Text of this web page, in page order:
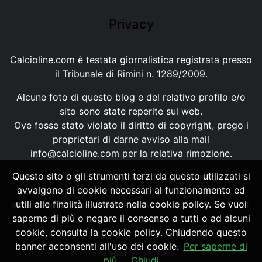
Privacy
Calcioline.com è testata giornalistica registrata presso
il Tribunale di Rimini n. 1289/2009.
Alcune foto di questo blog e del relativo profilo e/o
sito sono state reperite sul web.
Ove fosse stato violato il diritto di copyright, prego i
proprietari di darne avviso alla mail
info@calcioline.com per la relativa rimozione.
Ogni testo e foto di proprietà di Calcioline.com non
possono essere copiati o riprodotti, senza
autorizzazione, ai sensi della normativa n.29 del 2001.
Powered by SpheraHouse
Questo sito o gli strumenti terzi da questo utilizzati si
avvalgono di cookie necessari al funzionamento ed
utili alle finalità illustrate nella cookie policy. Se vuoi
saperne di più o negare il consenso a tutti o ad alcuni
cookie, consulta la cookie policy. Chiudendo questo
banner acconsenti all'uso dei cookie. Per saperne di